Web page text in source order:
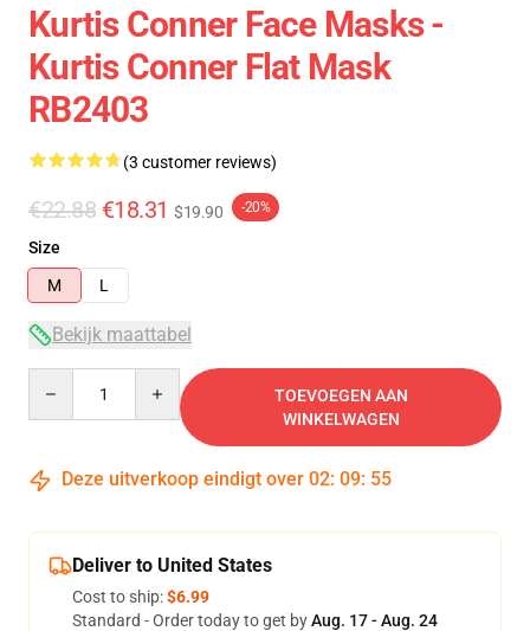
Kurtis Conner Face Masks -
Kurtis Conner Flat Mask
RB2403
(3 customer reviews)
€22.88 €18.31 $19.90 -20%
Size
M
L
Bekijk maattabel
TOEVOEGEN AAN
WINKELWAGEN
Deze uitverkoop eindigt over 02: 09: 54
Deliver to United States
Cost to ship:$6.99
Standard - Order today to get byAug. 17 - Aug. 24